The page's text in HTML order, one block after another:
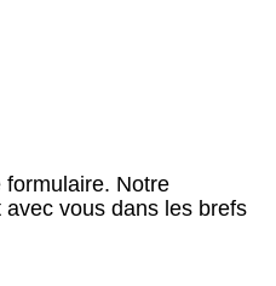
formulaire. Notre
vous dans les brefs